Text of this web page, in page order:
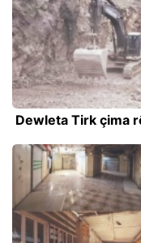
Dewleta Tirk çima